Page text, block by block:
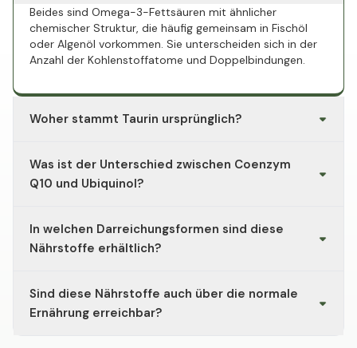
Beides sind Omega-3-Fettsäuren mit ähnlicher
chemischer Struktur, die häufig gemeinsam in Fischöl
oder Algenöl vorkommen. Sie unterscheiden sich in der
Anzahl der Kohlenstoffatome und Doppelbindungen.
Woher stammt Taurin ursprünglich?
der Name, abgeleitet von "taurus"). Es kommt
natürlicherweise vor allem in tierischen Lebensmitteln
Was ist der Unterschied zwischen Coenzym
Q10 und Ubiquinol?
Q10. Der Körper wandelt beide Formen ineinander um;
welche Form eingenommen wird, hängt vom jeweiligen
In welchen Darreichungsformen sind diese
Nährstoffe erhältlich?
Öle. Die Wahl richtet sich meist nach persönlicher
Präferenz bei der Einnahme.
Sind diese Nährstoffe auch über die normale
Ernährung erreichbar?